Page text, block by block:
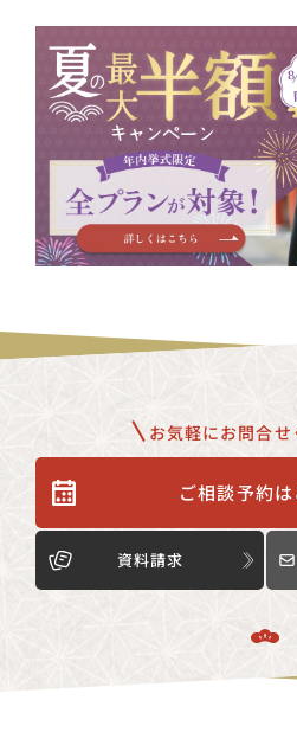
お気軽にお問合せ
ご相談予約
資料請求